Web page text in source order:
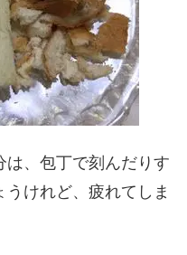
、包丁で刻んだりす
けれど、疲れてしま